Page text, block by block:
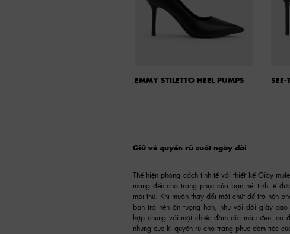
EMMY STILETTO HEEL PUMPS SEE-
Giữ vẻ quyến rũ suốt ngày dài
Thể hiện phong cách tinh tế với thiết kế Giày
mang đến cho trang phục của bạn nét tinh tế
mọi thứ. Khi muốn thay đổi một chút để trở nên
bạn trở nên ấn tượng hơn, như với đôi giày
hợp chúng với một chiếc đầm dài màu đen,
nhưng cực kì quyến rũ cho trang phục đêm tiệc